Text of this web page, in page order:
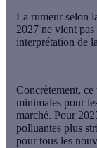
La rumeur selon
2027 ne vient
interprétation de la
Concrètement,
minimales pour
marché. Pour
polluantes plus
pour tous les